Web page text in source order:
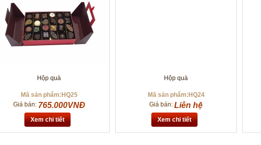
Hộp quà
Mã sản phẩm:HQ25
Giá bán: 765.000VNĐ
Xem chi tiết
Hộp quà
Mã sản phẩm:HQ24
Giá bán: Liên hệ
Xem chi tiết